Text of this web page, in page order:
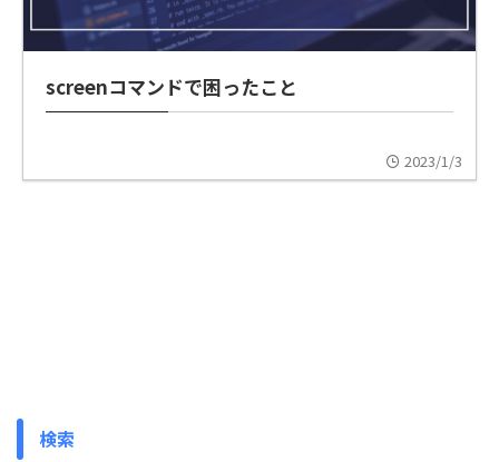
screenコマンドで困ったこと
2023/1/3
検索